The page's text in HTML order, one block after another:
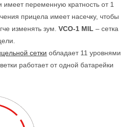
имеет переменную кратность от 1
прицела имеет насечку, чтобы
изменять зум.VCO-1 MIL – сетка
сетки обладает 11 уровнями
работает от одной батарейки